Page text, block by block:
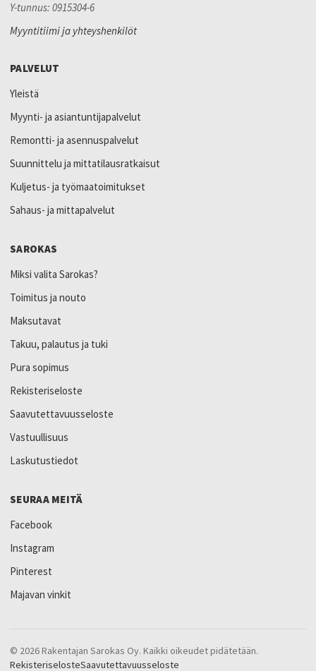
Y-tunnus: 0915304-6
Myyntitiimi ja yhteyshenkilöt
PALVELUT
Yleistä
Myynti- ja asiantuntijapalvelut
Remontti- ja asennuspalvelut
Suunnittelu ja mittatilausratkaisut
Kuljetus- ja työmaatoimitukset
Sahaus- ja mittapalvelut
SAROKAS
Miksi valita Sarokas?
Toimitus ja nouto
Maksutavat
Takuu, palautus ja tuki
Pura sopimus
Rekisteriseloste
Saavutettavuusseloste
Vastuullisuus
Laskutustiedot
SEURAA MEITÄ
Facebook
Instagram
Pinterest
Majavan vinkit
© 2026 Rakentajan Sarokas Oy. Kaikki oikeudet pidätetään.
RekisteriselosteSaavutettavuusseloste